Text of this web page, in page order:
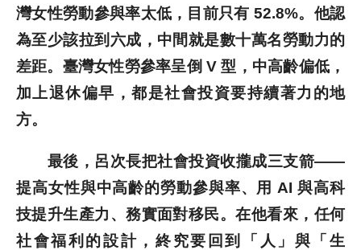
灣女性勞動參與率太低，目前只有 52.8%。他認
為至少該拉到六成，中間就是數十萬名勞動力的
差距。臺灣女性勞參率呈倒 V 型，中高齡偏低，
加上退休偏早，都是社會投資要持續著力的地
方。
最後，呂次長把社會投資收攏成三支箭——
提高女性與中高齡的勞動參與率、用 AI 與高科
技提升生產力、務實面對移民。在他看來，任何
社會福利的設計，終究要回到「人」與「生